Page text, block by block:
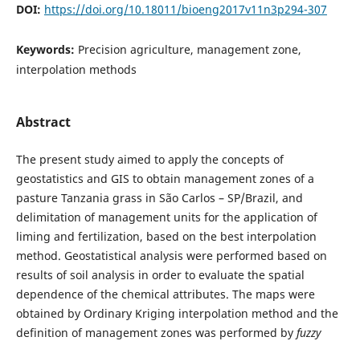
DOI: https://doi.org/10.18011/bioeng2017v11n3p294-307
Keywords: Precision agriculture, management zone,
interpolation methods
Abstract
The present study aimed to apply the concepts of
geostatistics and GIS to obtain management zones of a
pasture Tanzania grass in São Carlos – SP/Brazil, and
delimitation of management units for the application of
liming and fertilization, based on the best interpolation
method. Geostatistical analysis were performed based on
results of soil analysis in order to evaluate the spatial
dependence of the chemical attributes. The maps were
obtained by Ordinary Kriging interpolation method and the
definition of management zones was performed by fuzzy